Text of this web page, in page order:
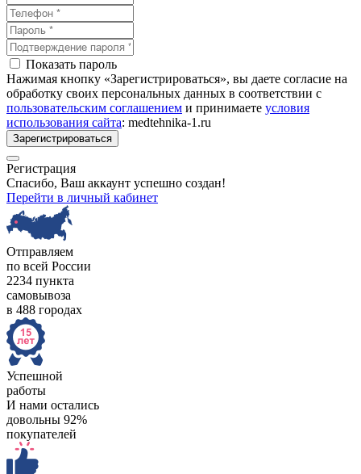
Показать пароль
Нажимая кнопку «Зарегистрироваться», вы даете согласие на
обработку своих персональных данных в соответствии с
пользовательским соглашением и принимаете условия
использования сайта: medtehnika-1.ru
Зарегистрироваться
Регистрация
Спасибо, Ваш аккаунт успешно создан!
Перейти в личный кабинет
Отправляем
по всей России
2234 пункта
самовывоза
в 488 городах
Успешной
работы
И нами остались
довольны 92%
покупателей